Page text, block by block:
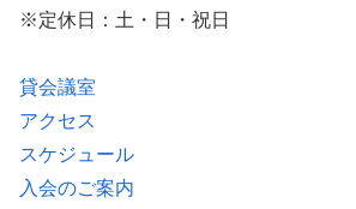
※定休日：土・日・祝日
貸会議室
アクセス
スケジュール
入会のご案内